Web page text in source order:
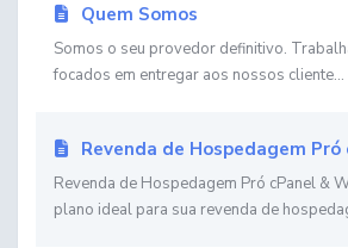
Quem Somos
Somos o seu provedor definitivo.
focados em entregar aos nossos cliente...
Revenda de Hospedagem Pró
Revenda de Hospedagem Pró cPanel &
plano ideal para sua revenda de